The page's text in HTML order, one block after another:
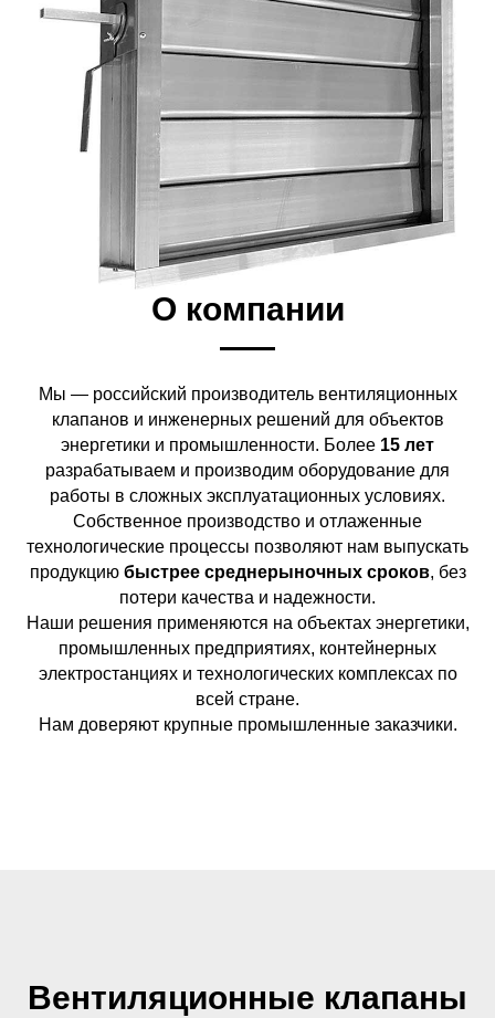
О компании
Мы — российский производитель вентиляционных
клапанов и инженерных решений для объектов
энергетики и промышленности. Более 15 лет
разрабатываем и производим оборудование для
работы в сложных эксплуатационных условиях.
Собственное производство и отлаженные
технологические процессы позволяют нам выпускать
продукцию быстрее среднерыночных сроков, без
потери качества и надежности.
Наши решения применяются на объектах энергетики,
промышленных предприятиях, контейнерных
электростанциях и технологических комплексах по
всей стране.
Нам доверяют крупные промышленные заказчики.
Вентиляционные клапаны